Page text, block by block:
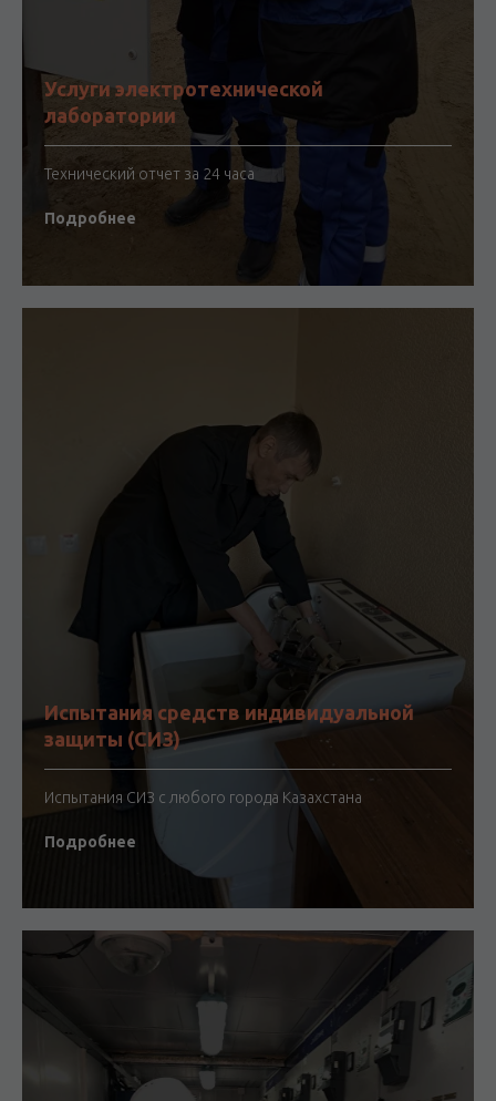
Услуги электротехнической
лаборатории
Технический отчет за 24 часа
Подробнее
Испытания средств индивидуальной
защиты (СИЗ)
Испытания СИЗ с любого города Казахстана
Подробнее